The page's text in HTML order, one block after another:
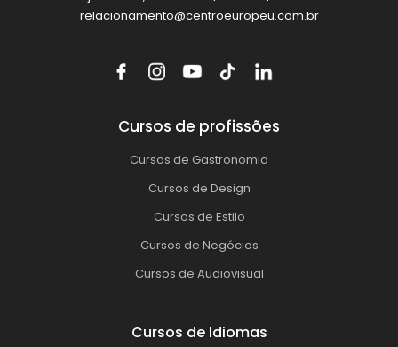
relacionamento@centroeuropeu.com.br
Cursos de profissões
Cursos de Gastronomia
Cursos de Design
Cursos de Estilo
Cursos de Negócios
Cursos de Audiovisual
Cursos de Idiomas